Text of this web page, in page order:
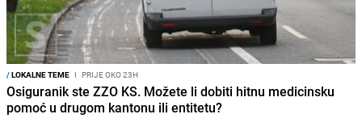
/LOKALNE TEME I PRIJE OKO 23H
Osiguranik ste ZZO KS. Možete li dobiti hitnu medicinsku
pomoć u drugom kantonu ili entitetu?